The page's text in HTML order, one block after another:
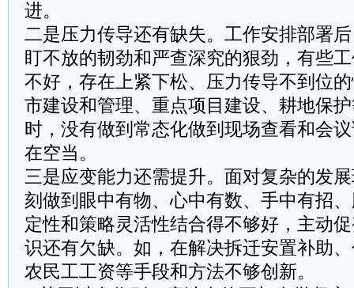
进。
二是压力传导还有缺失。工作安排部署
盯不放的韧劲和严查深究的狠劲，有些
不好，存在上紧下松、压力传导不到位
市建设和管理、重点项目建设、耕地保
时，没有做到常态化做到现场查看和会
在空当。
三是应变能力还需提升。面对复杂的发
刻做到眼中有物、心中有数、手中有招
定性和策略灵活性结合得不够好，主动
识还有欠缺。如，在解决拆迁安置补助
农民工工资等手段和方法不够创新。